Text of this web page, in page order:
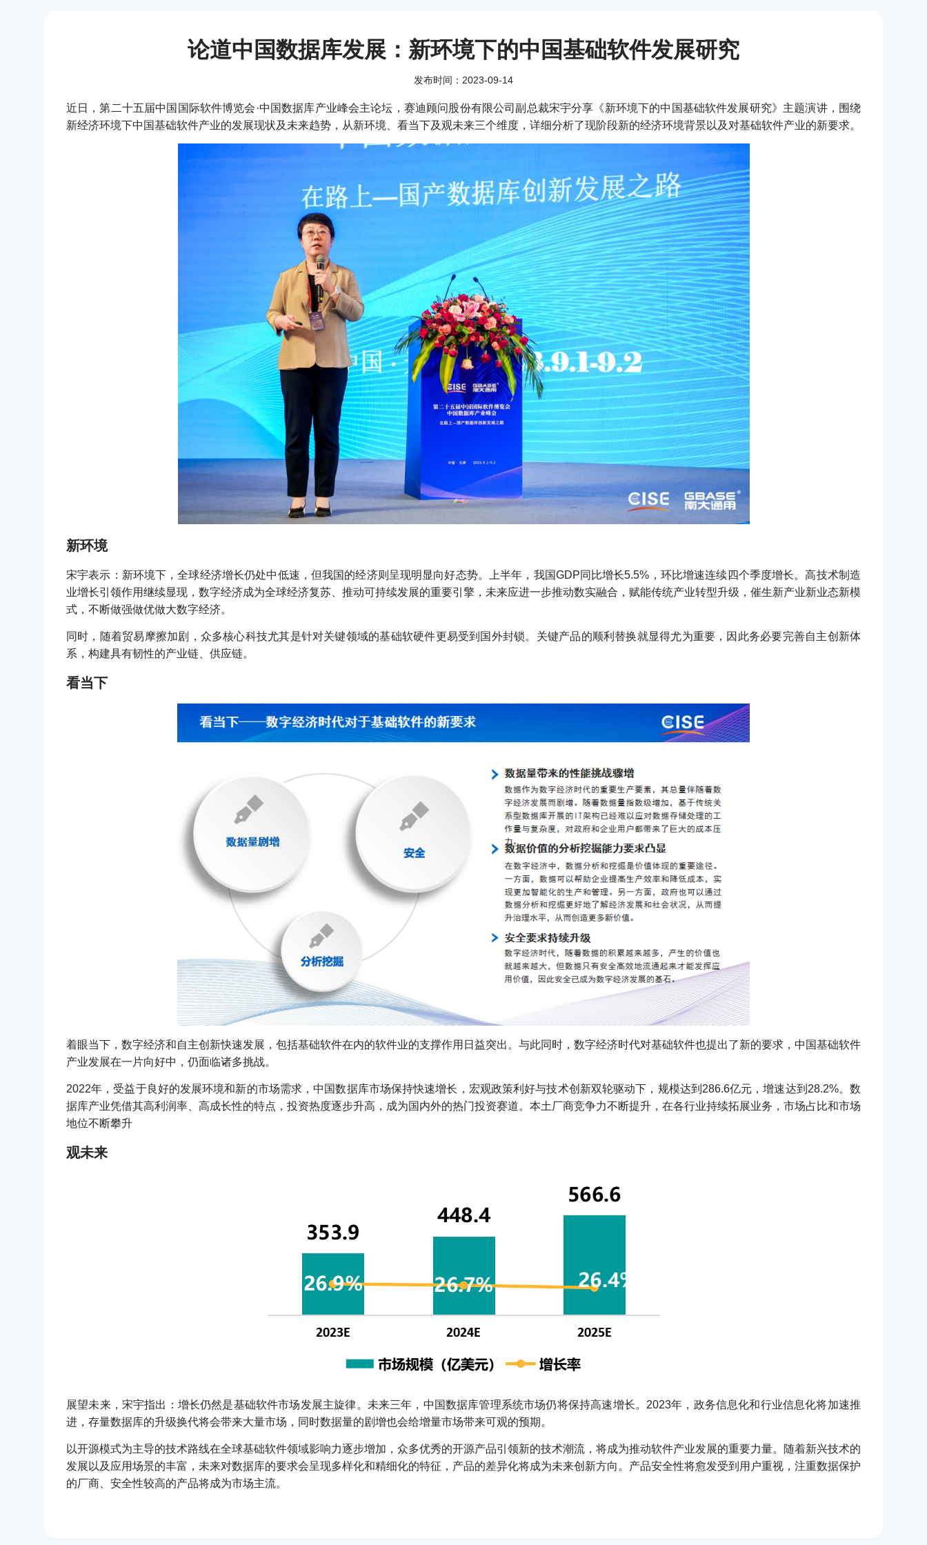
论道中国数据库发展：新环境下的中国基础软件发展研究
发布时间：2023-09-14
近日，第二十五届中国国际软件博览会·中国数据库产业峰会主论坛，赛迪顾问股份有限公司副总裁宋宇分享《新环境下的中国基础软件发展研究》主题演讲，围绕
新经济环境下中国基础软件产业的发展现状及未来趋势，从新环境、看当下及观未来三个维度，详细分析了现阶段新的经济环境背景以及对基础软件产业的新要求。
新环境
宋宇表示：新环境下，全球经济增长仍处中低速，但我国的经济则呈现明显向好态势。上半年，我国GDP同比增长5.5%，环比增速连续四个季度增长。高技术制造
业增长引领作用继续显现，数字经济成为全球经济复苏、推动可持续发展的重要引擎，未来应进一步推动数实融合，赋能传统产业转型升级，催生新产业新业态新模
式，不断做强做优做大数字经济。
同时，随着贸易摩擦加剧，众多核心科技尤其是针对关键领域的基础软硬件更易受到国外封锁。关键产品的顺利替换就显得尤为重要，因此务必要完善自主创新体
系，构建具有韧性的产业链、供应链。
看当下
着眼当下，数字经济和自主创新快速发展，包括基础软件在内的软件业的支撑作用日益突出。与此同时，数字经济时代对基础软件也提出了新的要求，中国基础软件
产业发展在一片向好中，仍面临诸多挑战。
2022年，受益于良好的发展环境和新的市场需求，中国数据库市场保持快速增长，宏观政策利好与技术创新双轮驱动下，规模达到286.6亿元，增速达到28.2%。数
据库产业凭借其高利润率、高成长性的特点，投资热度逐步升高，成为国内外的热门投资赛道。本土厂商竞争力不断提升，在各行业持续拓展业务，市场占比和市场
地位不断攀升
观未来
展望未来，宋宇指出：增长仍然是基础软件市场发展主旋律。未来三年，中国数据库管理系统市场仍将保持高速增长。2023年，政务信息化和行业信息化将加速推
进，存量数据库的升级换代将会带来大量市场，同时数据量的剧增也会给增量市场带来可观的预期。
以开源模式为主导的技术路线在全球基础软件领域影响力逐步增加，众多优秀的开源产品引领新的技术潮流，将成为推动软件产业发展的重要力量。随着新兴技术的
发展以及应用场景的丰富，未来对数据库的要求会呈现多样化和精细化的特征，产品的差异化将成为未来创新方向。产品安全性将愈发受到用户重视，注重数据保护
的厂商、安全性较高的产品将成为市场主流。